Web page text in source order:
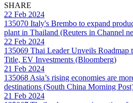
SHARE
22 Feb 2024
135070 Italy's Brembo to expand
plant in Thailand (Reuters in Channel
22 Feb 2024
135069 Thai Leader Unveils Roadmap
Title, EV Investments (Bloomberg)
21 Feb 2024
135068 Asia’s rising economies are
destinations (South China Morning
21 Feb 2024